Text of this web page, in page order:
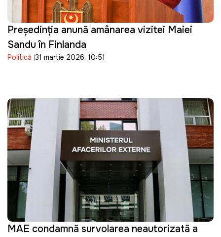
Președinția anunță amânarea vizitei Maiei
Sandu în Finlanda
Politică 31 martie 2026, 10:51
MAE condamnă survolarea neautorizată a